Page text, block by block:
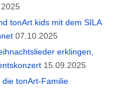
tonArt kids mit dem SILA
07.10.2025
erklingen,
15.09.2025
tonArt-Familie